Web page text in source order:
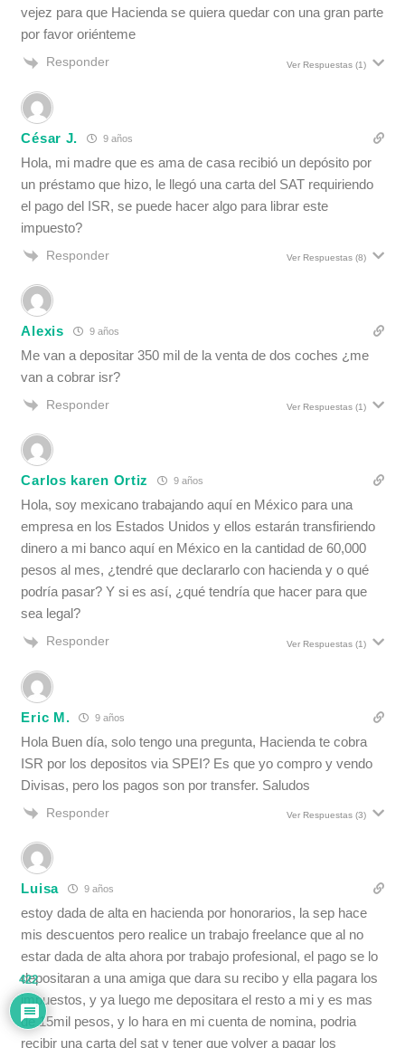
vejez para que Hacienda se quiera quedar con una gran parte
por favor oriénteme
Responder Ver Respuestas(1)
César J. 9 años
Hola, mi madre que es ama de casa recibió un depósito por
un préstamo que hizo, le llegó una carta del SAT requiriendo
el pago del ISR, se puede hacer algo para librar este
impuesto?
Responder Ver Respuestas(8)
Alexis 9 años
Me van a depositar 350 mil de la venta de dos coches ¿me
van a cobrar isr?
Responder Ver Respuestas(1)
Carlos karen Ortiz 9 años
Hola, soy mexicano trabajando aquí en México para una
empresa en los Estados Unidos y ellos estarán transfiriendo
dinero a mi banco aquí en México en la cantidad de 60,000
pesos al mes, ¿tendré que declararlo con hacienda y o qué
podría pasar? Y si es así, ¿qué tendría que hacer para que
sea legal?
Responder Ver Respuestas(1)
Eric M. 9 años
Hola Buen día, solo tengo una pregunta, Hacienda te cobra
ISR por los depositos via SPEI? Es que yo compro y vendo
Divisas, pero los pagos son por transfer. Saludos
Responder Ver Respuestas(3)
Luisa 9 años
estoy dada de alta en hacienda por honorarios, la sep hace
mis descuentos pero realice un trabajo freelance que al no
estar dada de alta ahora por trabajo profesional, el pago se lo
depositaran a una amiga que dara su recibo y ella pagara los
impuestos, y ya luego me depositara el resto a mi y es mas
de 15mil pesos, y lo hara en mi cuenta de nomina, podria
recibir una carta del sat y tener que volver a pagar los
422